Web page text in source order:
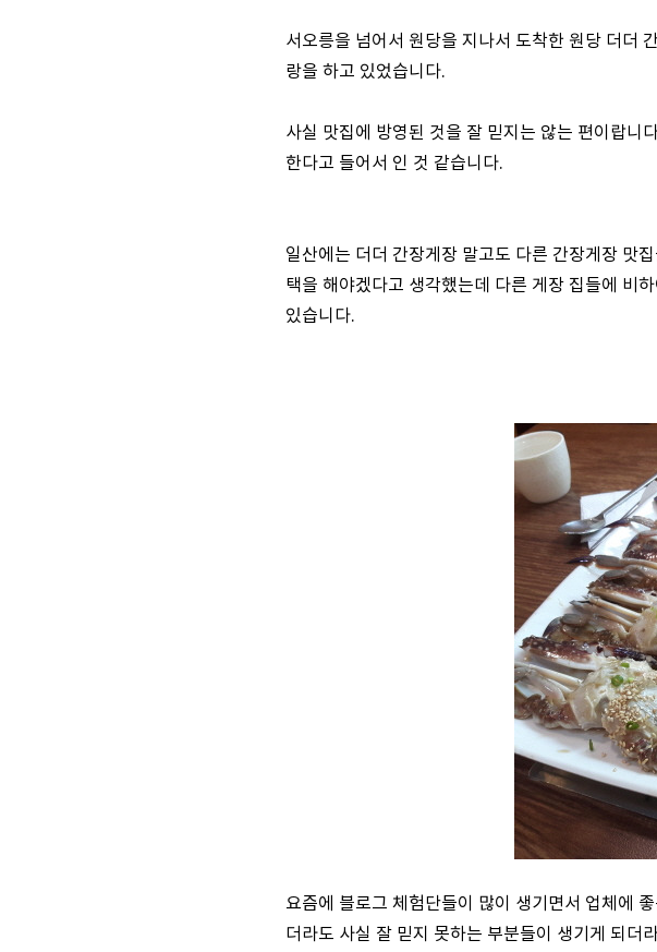
서오릉을 넘어서 원당을 지나서 도착한 원당 더더
랑을 하고 있었습니다.
사실 맛집에 방영된 것을 잘 믿지는 않는 편이랍니
한다고 들어서 인 것 같습니다.
일산에는 더더 간장게장 말고도 다른 간장게장 맛
택을 해야겠다고 생각했는데 다른 게장 집들에 비
있습니다.
요즘에 블로그 체험단들이 많이 생기면서 업체에
더라도 사실 잘 믿지 못하는 부분들이 생기게 되더